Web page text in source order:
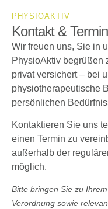
PHYSIOAKTIV
Kontakt &
Wir freuen uns, Sie in
PhysioAktiv begrüßen
privat versichert – bei
physiotherapeutische
persönlichen
Kontaktieren Sie uns
einen Termin zu
außerhalb der
möglich.
Bitte bringen Sie zu
Verordnung sowie